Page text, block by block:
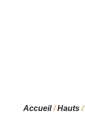
Accueil/Hauts/